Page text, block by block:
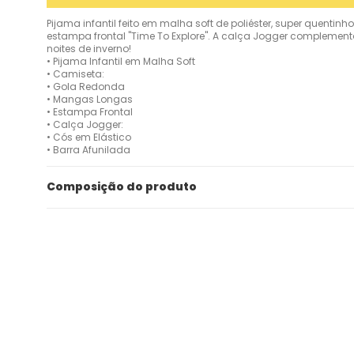
Pijama infantil feito em malha soft de poliéster, super
estampa frontal "Time To Explore". A calça Jogger
noites de inverno!
• Pijama Infantil em Malha Soft
• Camiseta:
• Gola Redonda
• Mangas Longas
• Estampa Frontal
• Calça Jogger:
• Cós em Elástico
• Barra Afunilada
Composição do produto